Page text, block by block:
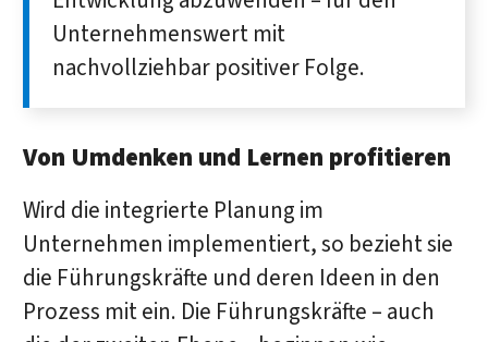
Unternehmenswert mit
nachvollziehbar positiver Folge.
Von Umdenken und Lernen profitieren
Wird die integrierte Planung im
Unternehmen implementiert, so bezieht sie
die Führungskräfte und deren Ideen in den
Prozess mit ein. Die Führungskräfte – auch